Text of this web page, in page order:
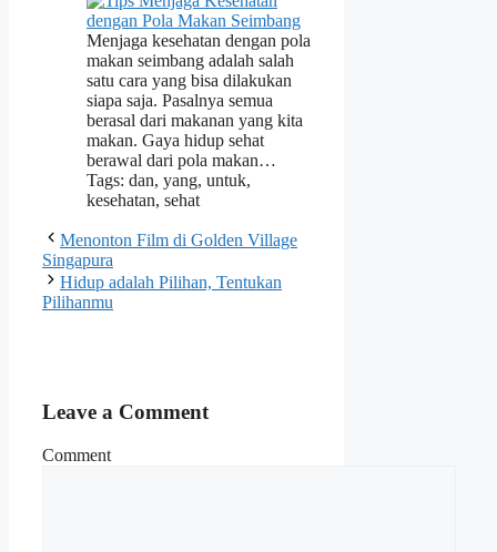
Menjaga kesehatan dengan pola
makan seimbang adalah salah
satu cara yang bisa dilakukan
siapa saja. Pasalnya semua
berasal dari makanan yang kita
makan. Gaya hidup sehat
berawal dari pola makan…
Tags: dan, yang, untuk,
kesehatan, sehat
Menonton Film di Golden Village
Singapura
Hidup adalah Pilihan, Tentukan
Pilihanmu
Leave a Comment
Comment